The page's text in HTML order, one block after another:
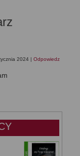
2024 | Odpowiedz